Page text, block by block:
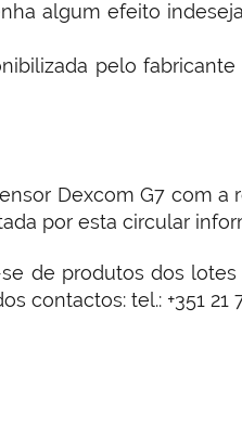
algum efeito
pelo
Dexcom G7 com a
por esta circular
de produtos dos
contactos: tel.: +351 21